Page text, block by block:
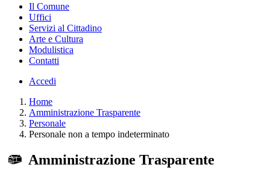
Il Comune
Uffici
Servizi al Cittadino
Arte e Cultura
Modulistica
Contatti
Accedi
Home
Amministrazione Trasparente
Personale
Personale non a tempo indeterminato
Amministrazione Trasparente